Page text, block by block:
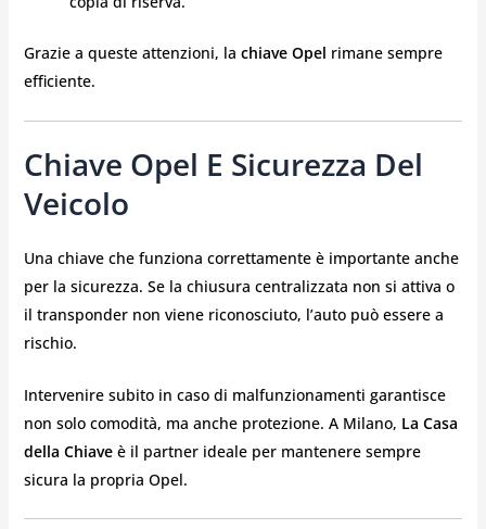
Grazie a queste attenzioni, la chiave Opel rimane sempre
efficiente.
Chiave Opel E Sicurezza Del
Veicolo
Una chiave che funziona correttamente è importante anche
per la sicurezza. Se la chiusura centralizzata non si attiva o
il transponder non viene riconosciuto, l’auto può essere a
rischio.
Intervenire subito in caso di malfunzionamenti garantisce
non solo comodità, ma anche protezione. A Milano, La Casa
della Chiaveè il partner ideale per mantenere sempre
sicura la propria Opel.